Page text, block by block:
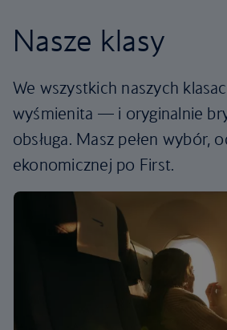
Nasze klasy
We wszystkich naszych
wyśmienita — i oryginalnie
obsługa. Masz pełen wybór,
ekonomicznej po First.